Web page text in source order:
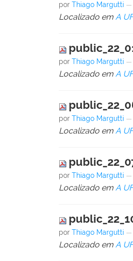
porThiago Margutti —
Localizado em A
porThiago Margutti —
Localizado em A
porThiago Margutti —
Localizado em A
porThiago Margutti —
Localizado em A
porThiago Margutti —
Localizado em A